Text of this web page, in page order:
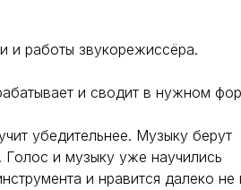
и работы звукорежиссёра.
и сводит в нужном
убедительнее. Музыку берут
и музыку уже научились
и нравится далеко не